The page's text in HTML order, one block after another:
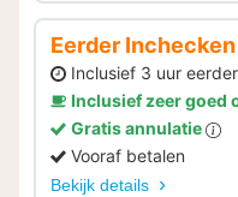
Eerder Inchecken
Inclusief 3 uur
Inclusief zeer goed
Gratis annulatie
Vooraf betalen
Bekijk details